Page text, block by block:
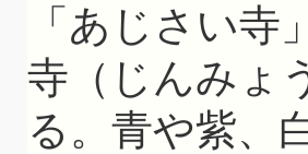
「あじさい
寺（じんみょ
る。青や紫、